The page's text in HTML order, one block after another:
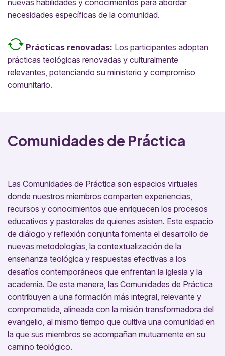
necesidades específicas de la comunidad.
Prácticas renovadas: Los participantes adoptan
prácticas teológicas renovadas y culturalmente
relevantes, potenciando su ministerio y compromiso
comunitario.
Comunidades de Práctica
Las Comunidades de Práctica son espacios virtuales
donde nuestros miembros comparten experiencias,
recursos y conocimientos que enriquecen los procesos
educativos y pastorales de quienes asisten. Este espacio
de diálogo y reflexión conjunta fomenta el desarrollo de
nuevas metodologías, la contextualización de la
enseñanza teológica y respuestas efectivas a los
desafíos contemporáneos que enfrentan la iglesia y la
academia. De esta manera, las Comunidades de Práctica
contribuyen a una formación más integral, relevante y
comprometida, alineada con la misión transformadora del
evangelio, al mismo tiempo que cultiva una comunidad en
la que sus miembros se acompañan mutuamente en su
camino teológico.